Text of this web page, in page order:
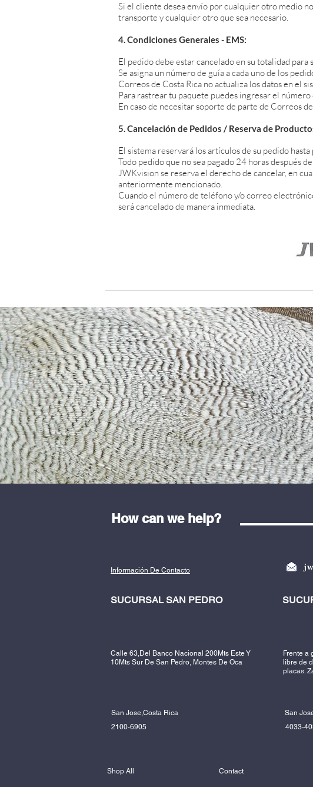
Si el cliente desea envío por cualquier otro medio
transporte y cualquier otro que sea necesario.
4. Condiciones Generales - EMS:
El pedido debe estar cancelado en su totalidad para
Se asigna un número de guía a cada uno de los
Correos de Costa Rica no actualiza los datos en el
Para rastrear tu paquete puedes ingresar el
En caso de necesitar soporte de parte de Correos
5. Cancelación de Pedidos / Reserva de
El sistema reservará los artículos de su pedido
Todo pedido que no sea pagado 24 horas después
JWKvision se reserva el derecho de cancelar, en
anteriormente mencionado.
Cuando el número de teléfono y/o correo
será cancelado de manera inmediata.
How can we help?
Información De Contacto
SUCURSAL SAN PEDRO
Calle 63,Del Banco Nacional 200Mts Este Y
10Mts Sur De San Pedro, Montes De Oca
Frente a
libre de
placas.
San Jose,Costa Rica
2100-6905
San
4033-
Shop All Contact